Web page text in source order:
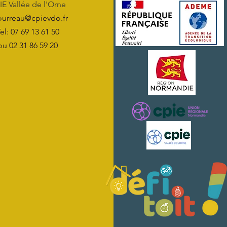
Vallée de l'Orne
07 69 13 61 50
02 31 86 59 20